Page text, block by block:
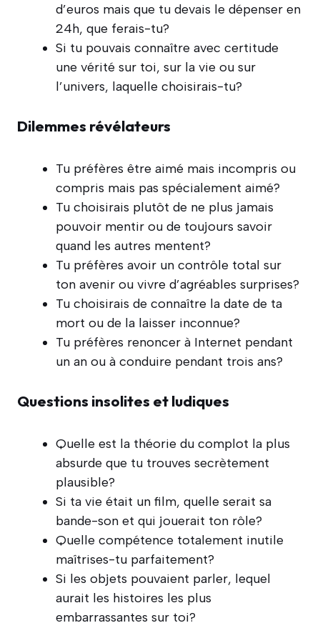
d’euros mais que tu devais le dépenser en
24h, que ferais-tu?
Si tu pouvais connaître avec certitude
une vérité sur toi, sur la vie ou sur
l’univers, laquelle choisirais-tu?
Dilemmes révélateurs
Tu préfères être aimé mais incompris ou
compris mais pas spécialement aimé?
Tu choisirais plutôt de ne plus jamais
pouvoir mentir ou de toujours savoir
quand les autres mentent?
Tu préfères avoir un contrôle total sur
ton avenir ou vivre d’agréables surprises?
Tu choisirais de connaître la date de ta
mort ou de la laisser inconnue?
Tu préfères renoncer à Internet pendant
un an ou à conduire pendant trois ans?
Questions insolites et ludiques
Quelle est la théorie du complot la plus
absurde que tu trouves secrètement
plausible?
Si ta vie était un film, quelle serait sa
bande-son et qui jouerait ton rôle?
Quelle compétence totalement inutile
maîtrises-tu parfaitement?
Si les objets pouvaient parler, lequel
aurait les histoires les plus
embarrassantes sur toi?